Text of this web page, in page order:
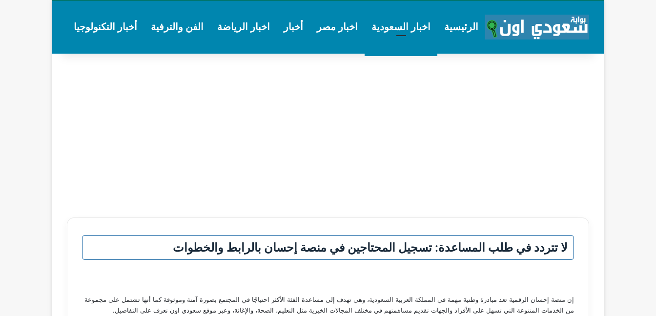
الرئيسية اخبار السعودية اخبار مصر أخبار اخبار الرياضة الفن والترفية أخبار التكنولوجيا
لا تتردد في طلب المساعدة: تسجيل المحتاجين في منصة إحسان بالرابط والخطوات
إن منصة إحسان الرقمية تعد مبادرة وطنية مهمة في المملكة العربية السعودية، وهي تهدف إلى مساعدة الفئة الأكثر احتياجًا في المجتمع بصورة آمنة وموثوقة كما أنها تشتمل على مجموعة
من الخدمات المتنوعة التي تسهل على الأفراد والجهات تقديم مساهمتهم في مختلف المجالات الخيرية مثل التعليم، الصحة، والإغاثة، وعبر موقع سعودي اون تعرف على التفاصيل.